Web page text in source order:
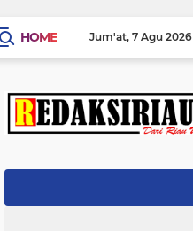
HOME
Jum'at 7 Agu 2026